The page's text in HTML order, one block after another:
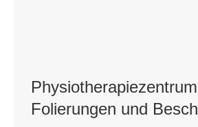
Folierungen und